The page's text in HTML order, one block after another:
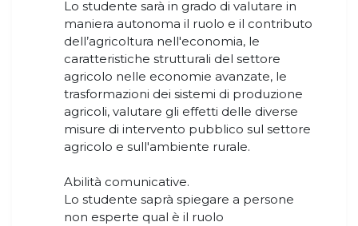
Lo studente sarà in grado di valutare in
maniera autonoma il ruolo e il contributo
dell’agricoltura nell'economia, le
caratteristiche strutturali del settore
agricolo nelle economie avanzate, le
trasformazioni dei sistemi di produzione
agricoli, valutare gli effetti delle diverse
misure di intervento pubblico sul settore
agricolo e sull'ambiente rurale.
Abilità comunicative.
Lo studente saprà spiegare a persone
non esperte qual è il ruolo